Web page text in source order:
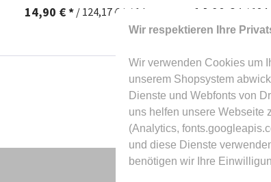
Wir respektieren Ihre
Wir verwenden Cookies um
unserem Shopsystem
Dienste und Webfonts von
uns helfen unsere Webseite
(Analytics,
und diese Dienste
benötigen wir Ihre
14,90 € * / 124,17 € * / 1 l 14,90 € * /